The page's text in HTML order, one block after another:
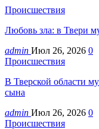
Происшествия
Любовь зла: в Твери
admin Июл 26, 2026 0
Происшествия
В Тверской области
сына
admin Июл 26, 2026 0
Происшествия